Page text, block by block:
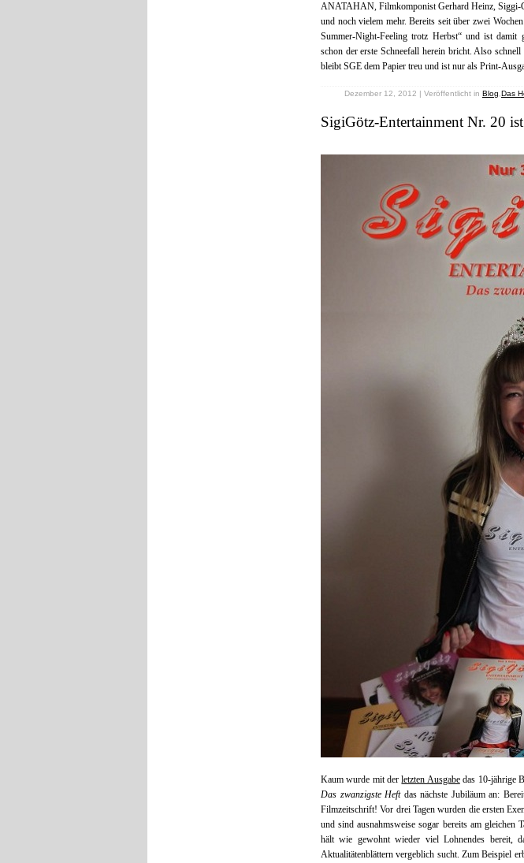
ANATAHAN, Filmkomponist Gerhard Heinz, Siggi-
und noch vielem mehr. Bereits seit über zwei
Summer-Night-Feeling trotz Herbst“ und ist damit
schon der erste Schneefall herein bricht. Also
bleibt SGE dem Papier treu und ist nur als Print-
Dezember 12, 2012 | Veröffentlicht in Blog Das
SigiGötz-Entertainment Nr. 20
Kaum wurde mit derletzten Ausgabedas 10-jährige
Das zwanzigste Heftdas nächste Jubiläum an:
Filmzeitschrift! Vor drei Tagen wurden die ersten
und sind ausnahmsweise sogar bereits am gleichen
hält wie gewohnt wieder viel Lohnendes bereit,
Aktualitätenblättern vergeblich sucht. Zum Beispiel